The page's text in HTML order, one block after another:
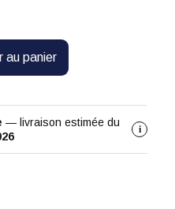
au panier
— livraison estimée du
i